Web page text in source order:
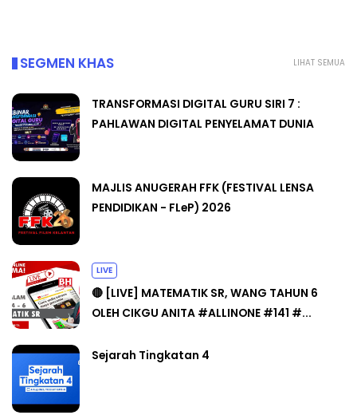
LIHAT SEMUA
SEGMEN KHAS
TRANSFORMASI DIGITAL GURU SIRI 7 :
PAHLAWAN DIGITAL PENYELAMAT DUNIA
MAJLIS ANUGERAH FFK (FESTIVAL LENSA
PENDIDIKAN - FLeP) 2026
LIVE
🔴 [LIVE] MATEMATIK SR, WANG TAHUN 6
OLEH CIKGU ANITA #ALLINONE #141 #...
Sejarah Tingkatan 4